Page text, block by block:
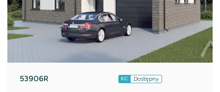
53906R KC Dostępny